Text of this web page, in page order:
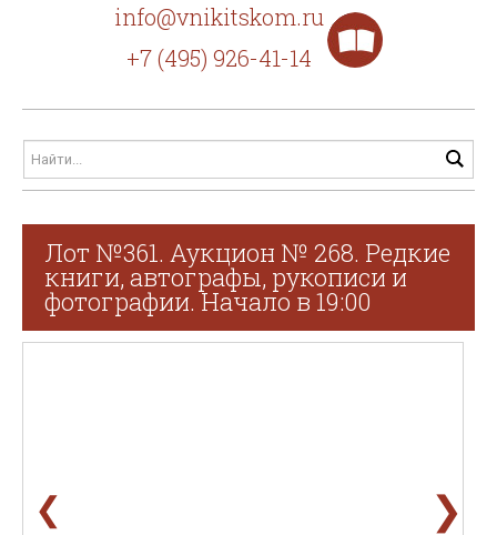
info@vnikitskom.ru
+7 (495) 926-41-14
Лот №361. Аукцион № 268. Редкие
книги, автографы, рукописи и
фотографии. Начало в 19:00
❮ ❯